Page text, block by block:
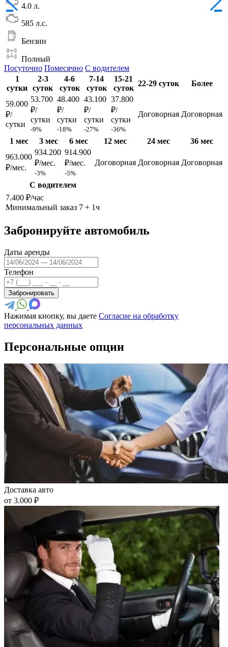
4.0 л.
585 л.с.
Бензин
Полный
Посуточно Помесячно С водителем
1
сутки
2-3
суток
4-6
суток
7-14
суток
15-21
суток
22-29 суток Более
59.000
₽/
сутки
53.700
₽/
сутки
-9%
48.400
₽/
сутки
-18%
43.100
₽/
сутки
-27%
37.800
₽/
сутки
-36%
Договорная Договорная
1 мес 3 мес 6 мес 12 мес 24 мес
36 мес
963.000
₽/мес.
934.200
₽/мес.
-3%
914.900
₽/мес.
-5%
Договорная Договорная Договорная
С водителем
7.400 ₽/час
Минимальный заказ 7 + 1ч
Забронируйте автомобиль
Даты аренды
Телефон
Забронировать
Нажимая кнопку, вы даете Согласие на обработку
персональных данных
Персональные опции
Доставка авто
от 3.000 ₽